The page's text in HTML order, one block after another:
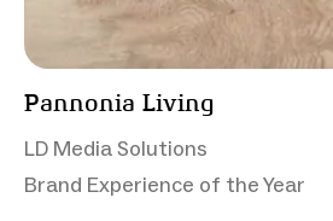
Pannonia Living
LD Media Solutions
Brand Experience of the Year